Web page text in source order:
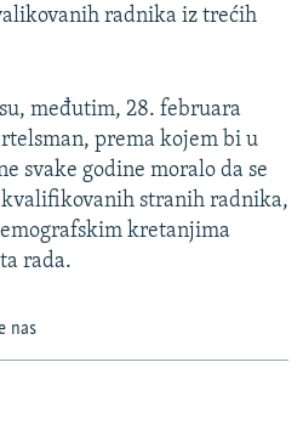
radnika iz trećih
međutim, 28. februara
prema kojem bi u
svake godine moralo da se
stranih radnika,
kretanjima
rada.
nas